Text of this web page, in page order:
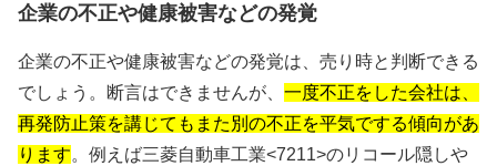
企業の不正や健康被害などの発覚
企業の不正や健康被害などの発覚は、売り時と判断できる
でしょう。断言はできませんが、 一度不正をした会社は、
再発防止策を講じてもまた別の不正を平気でする傾向があ
ります。例えば三菱自動車工業<7211>のリコール隠しや